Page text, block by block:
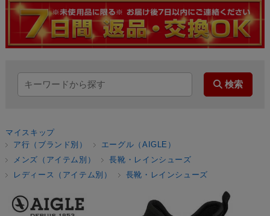
マイスキップ
ア行（ブランド別）
エーグル（AIGLE）
メンズ（アイテム別）
長靴・レインシューズ
レディース（アイテム別）
長靴・レインシューズ